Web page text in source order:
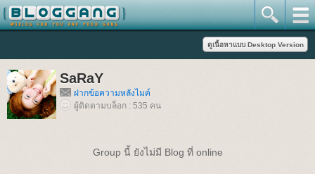
SaRaY
ฝากข้อความหลังไมค์
ผู้ติดตามบล็อก : 535 คน
Group นี้ ยังไม่มี Blog ที่ online